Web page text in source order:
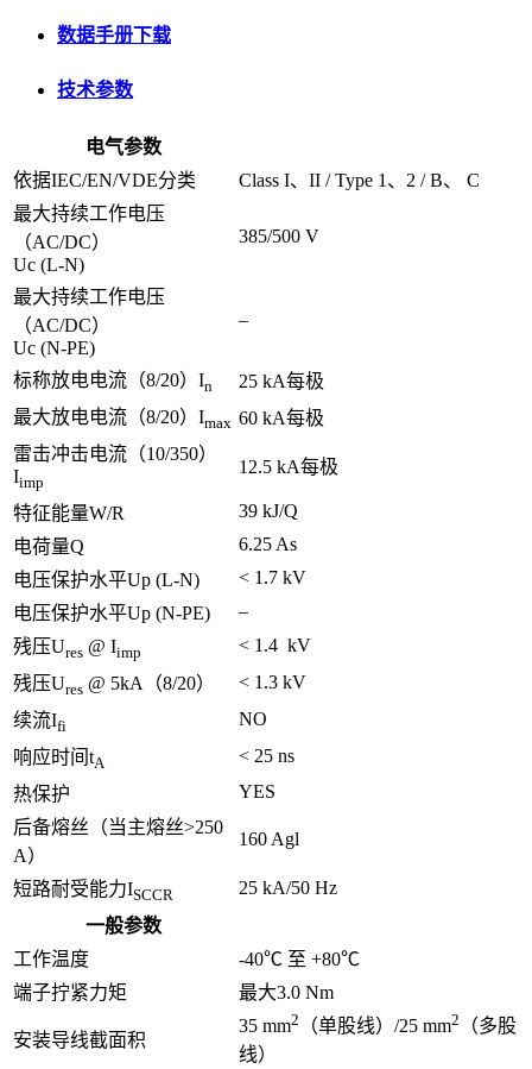
数据手册下载
技术参数
电气参数
依据IEC/EN/VDE分类
Class I、II / Type 1、2 / B、 C
最大持续工作电压
（AC/DC）
Uc (L-N)
385/500 V
最大持续工作电压
（AC/DC）
Uc (N-PE)
–
标称放电电流（8/20）In
25 kA每极
最大放电电流（8/20）Imax 60 kA每极
雷击冲击电流（10/350）
Iimp
12.5 kA每极
特征能量W/R
39 kJ/Q
电荷量Q
6.25 As
电压保护水平Up (L-N)
< 1.7 kV
电压保护水平Up (N-PE)
–
残压Ures @ Iimp
< 1.4 kV
残压Ures @ 5kA（8/20）
< 1.3 kV
续流Ifi
NO
响应时间tA
< 25 ns
热保护
YES
后备熔丝（当主熔丝>250
A）
160 Agl
短路耐受能力ISCCR
25 kA/50 Hz
一般参数
工作温度
-40℃ 至 +80℃
端子拧紧力矩
最大3.0 Nm
安装导线截面积
35 mm2 （单股线）/25 mm2
（多股
线）